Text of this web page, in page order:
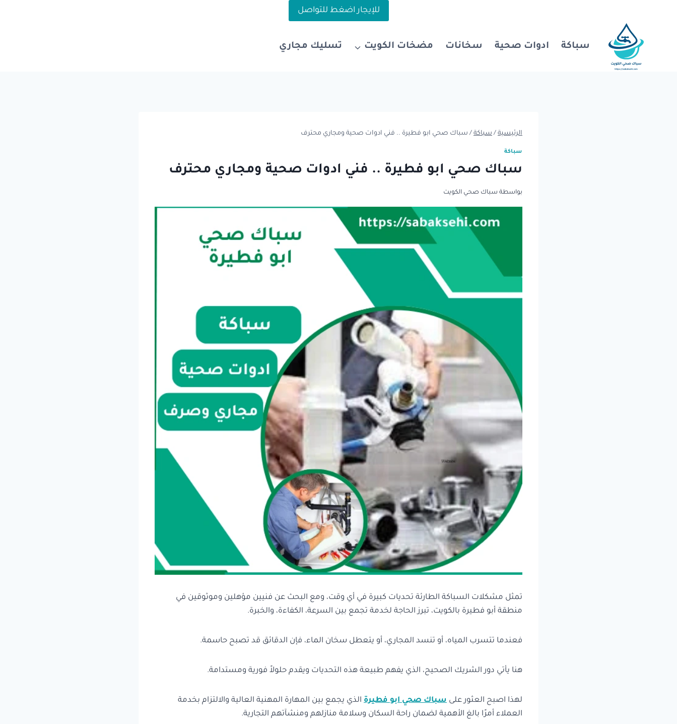
للإيجار اضغط للتواصل
سباكة ادوات صحية سخانات مضخات الكويت تسليك مجاري
الرئيسية / سباكة / سباك صحي ابو فطيرة .. فني ادوات صحية ومجاري محترف
سباكة
سباك صحي ابو فطيرة .. فني ادوات صحية ومجاري محترف
بواسطة سباك صحي الكويت
تمثل مشكلات السباكة الطارئة تحديات كبيرة في أي وقت، ومع البحث عن فنيين مؤهلين وموثوقين في
منطقة أبو فطيرة بالكويت، تبرز الحاجة لخدمة تجمع بين السرعة، الكفاءة، والخبرة.
فعندما تتسرب المياه، أو تنسد المجاري، أو يتعطل سخان الماء، فإن الدقائق قد تصبح حاسمة.
هنا يأتي دور الشريك الصحيح، الذي يفهم طبيعة هذه التحديات ويقدم حلولاً فورية ومستدامة.
لهذا اصبح العثور على سباك صحي ابو فطيرة الذي يجمع بين المهارة المهنية العالية والالتزام بخدمة
العملاء أمرًا بالغ الأهمية لضمان راحة السكان وسلامة منازلهم ومنشآتهم التجارية.